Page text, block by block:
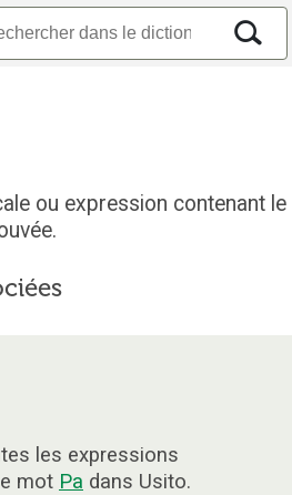
ou expression contenant le
les expressions
mot Pa dans Usito.